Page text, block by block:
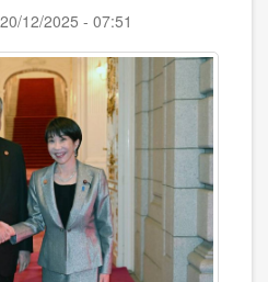
12/2025 - 07:51